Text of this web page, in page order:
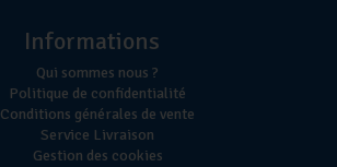
Informations
Qui sommes nous ?
Politique de confidentialité
Conditions générales de vente
Service Livraison
Gestion des cookies